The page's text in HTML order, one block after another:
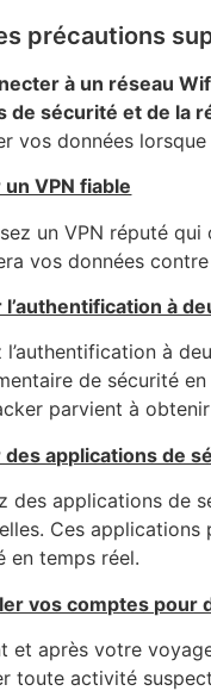
précautions
à un réseau
de sécurité et de la
vos données
VPN fiable
un VPN réputé
vos données
à
l’authentification à
de sécurité
parvient à
des applications de
des applications de
Ces applications
en temps réel.
vos comptes pour
et après votre
toute activité